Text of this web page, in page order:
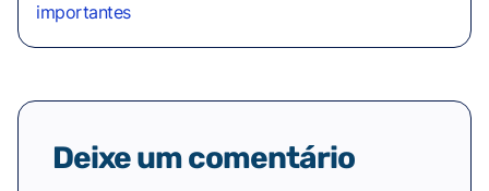
importantes
Deixe um comentário